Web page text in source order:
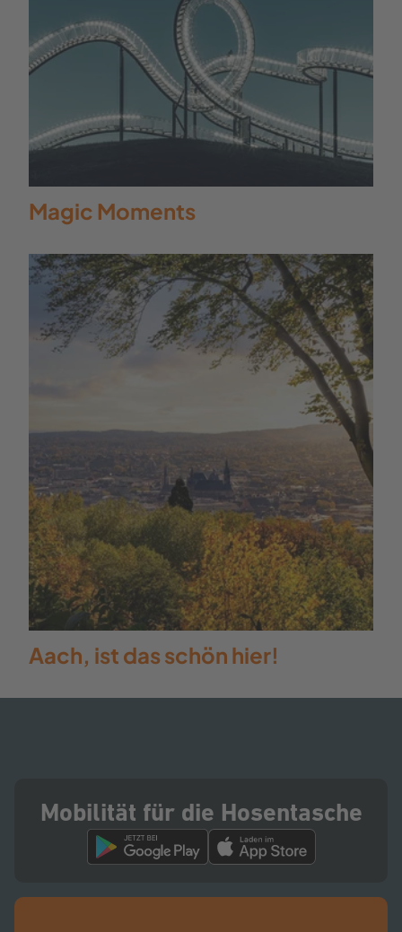
Magic Moments
Aach, ist das schön hier!
Mobilität für die Hosentasche